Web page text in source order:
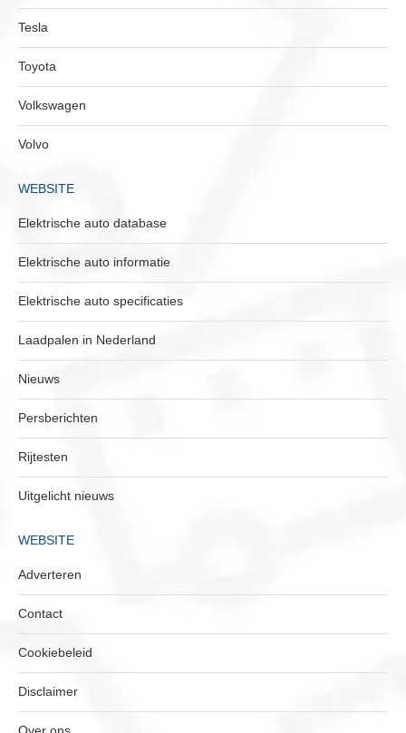
Tesla
Toyota
Volkswagen
Volvo
WEBSITE
Elektrische auto database
Elektrische auto informatie
Elektrische auto specificaties
Laadpalen in Nederland
Nieuws
Persberichten
Rijtesten
Uitgelicht nieuws
WEBSITE
Adverteren
Contact
Cookiebeleid
Disclaimer